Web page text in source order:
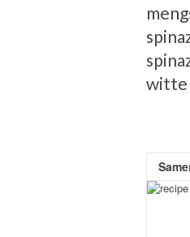
witte